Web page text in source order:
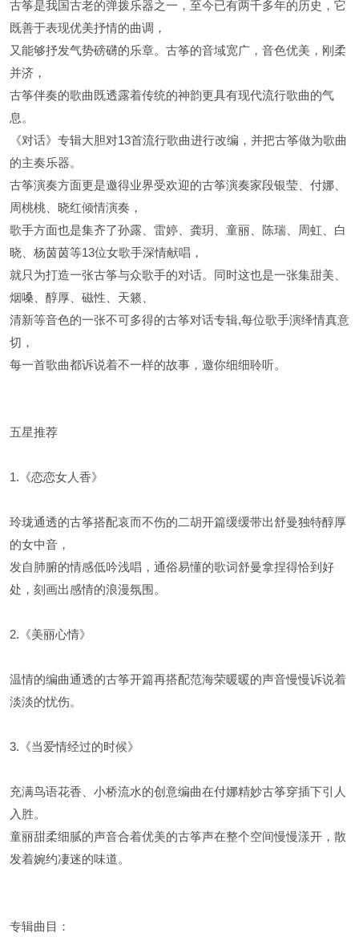
古筝是我国古老的弹拨乐器之一，至今已有两千多年的历史，它
既善于表现优美抒情的曲调，
又能够抒发气势磅礴的乐章。古筝的音域宽广，音色优美，刚柔
并济，
古筝伴奏的歌曲既透露着传统的神韵更具有现代流行歌曲的气
息。
《对话》专辑大胆对13首流行歌曲进行改编，并把古筝做为歌曲
的主奏乐器。
古筝演奏方面更是邀得业界受欢迎的古筝演奏家段银莹、付娜、
周桃桃、晓红倾情演奏，
歌手方面也是集齐了孙露、雷婷、龚玥、童丽、陈瑞、周虹、白
晓、杨茵茵等13位女歌手深情献唱，
就只为打造一张古筝与众歌手的对话。同时这也是一张集甜美、
烟嗓、醇厚、磁性、天籁、
清新等音色的一张不可多得的古筝对话专辑,每位歌手演绎情真意
切，
每一首歌曲都诉说着不一样的故事，邀你细细聆听。
五星推荐
1.《恋恋女人香》
玲珑通透的古筝搭配哀而不伤的二胡开篇缓缓带出舒曼独特醇厚
的女中音，
发自肺腑的情感低吟浅唱，通俗易懂的歌词舒曼拿捏得恰到好
处，刻画出感情的浪漫氛围。
2.《美丽心情》
温情的编曲通透的古筝开篇再搭配范海荣暖暖的声音慢慢诉说着
淡淡的忧伤。
3.《当爱情经过的时候》
充满鸟语花香、小桥流水的创意编曲在付娜精妙古筝穿插下引人
入胜。
童丽甜柔细腻的声音合着优美的古筝声在整个空间慢慢漾开，散
发着婉约凄迷的味道。
专辑曲目：